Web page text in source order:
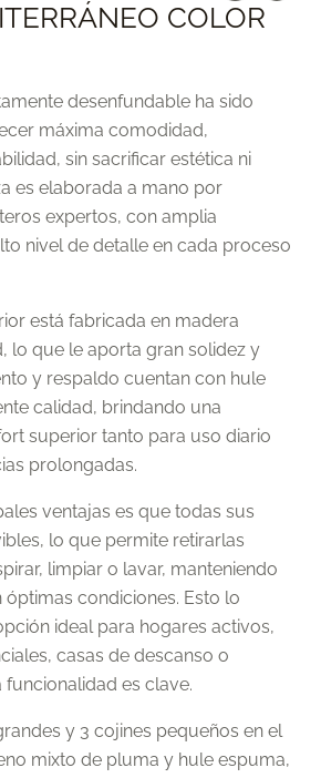
COLOR
desenfundable ha sido
máxima comodidad,
sin sacrificar estética ni
es elaborada a mano por
expertos, con amplia
nivel de detalle en cada proceso
está fabricada en madera
lo que le aporta gran solidez y
y respaldo cuentan con hule
calidad, brindando una
superior tanto para uso diario
prolongadas.
ventajas es que todas sus
lo que permite retirarlas
limpiar o lavar, manteniendo
óptimas condiciones. Esto lo
ideal para hogares activos,
casas de descanso o
es clave.
y 3 cojines pequeños en el
mixto de pluma y hule espuma,